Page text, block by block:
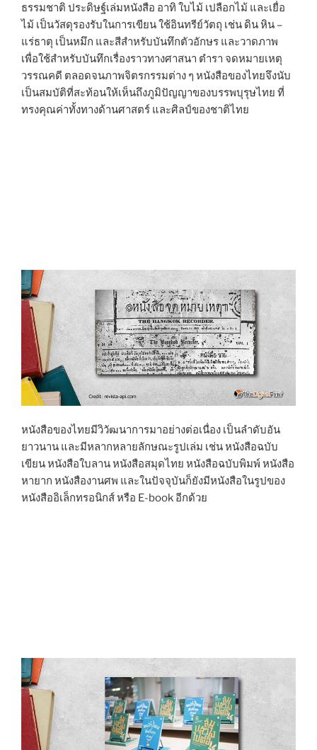
ธรรมชาติ ประดิษฐ์เล่มหนังสือ อาทิ ใบไม้ เปลือกไม้ และเยื่อ
ไม้ เป็นวัสดุรองรับในการเขียน ใช้อินทรีย์วัตถุ เช่น ดิน หิน –
แร่ธาตุ เป็นหมึก และสีสำหรับบันทึกตัวอักษร และวาดภาพ
เพื่อใช้สำหรับบันทึกเรื่องราวทางศาสนา ตำรา จดหมายเหตุ
วรรณคดี ตลอดจนภาพจิตรกรรมต่าง ๆ หนังสือของไทยจึงนับ
เป็นสมบัติที่สะท้อนให้เห็นถึงภูมิปัญญาของบรรพบุรุษไทย ที่
ทรงคุณค่าทั้งทางด้านศาสตร์ และศิลป์ของชาติไทย
หนังสือของไทยมีวิวัฒนาการมาอย่างต่อเนื่อง เป็นลำดับอัน
ยาวนาน และมีหลากหลายลักษณะรูปเล่ม เช่น หนังสือฉบับ
เขียน หนังสือใบลาน หนังสือสมุดไทย หนังสือฉบับพิมพ์ หนังสือ
หายาก หนังสืองานศพ และในปัจจุบันก็ยังมีหนังสือในรูปของ
หนังสืออิเล็กทรอนิกส์ หรือ E-book อีกด้วย